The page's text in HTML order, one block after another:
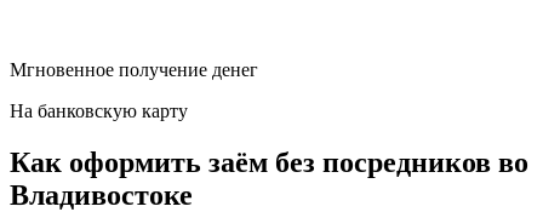
Мгновенное получение денег
На банковскую карту
Как оформить заём без посредников во
Владивостоке